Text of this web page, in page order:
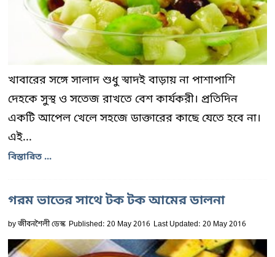
খাবারের সঙ্গে সালাদ শুধু স্বাদই বাড়ায় না পাশাপাশি
দেহকে সুস্থ ও সতেজ রাখতে বেশ কার্যকরী। প্রতিদিন
একটি আপেল খেলে সহজে ডাক্তারের কাছে যেতে হবে না।
এই...
বিস্তারিত ...
গরম ভাতের সাথে টক টক আমের ডালনা
byজীবনশৈলী ডেস্ক Published: 20 May 2016 Last Updated: 20 May 2016